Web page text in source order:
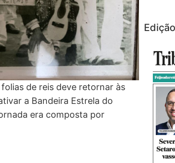
de reis deve retornar às
a Bandeira Estrela do
era composta por